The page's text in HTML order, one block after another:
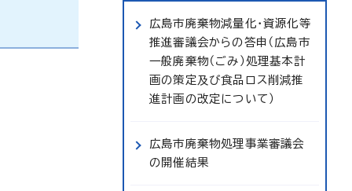
広島市廃棄物減量化・資源化等
推進審議会からの答申（広島市
一般廃棄物（ごみ）処理基本計
画の策定及び食品ロス削減推
進計画の改定について）
広島市廃棄物処理事業審議会
の開催結果